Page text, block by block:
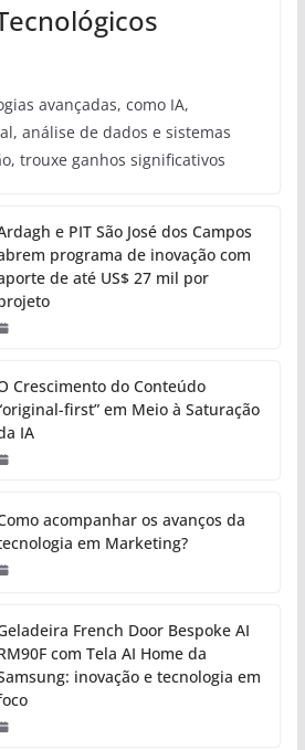
avançadas, como IA,
análise de dados e sistemas
trouxe ganhos significativos
e PIT São José dos Campos
programa de inovação com
de até US$ 27 mil por
Crescimento do Conteúdo
first” em Meio à Saturação
IA
acompanhar os avanços da
em Marketing?
French Door Bespoke AI
com Tela AI Home da
inovação e tecnologia em